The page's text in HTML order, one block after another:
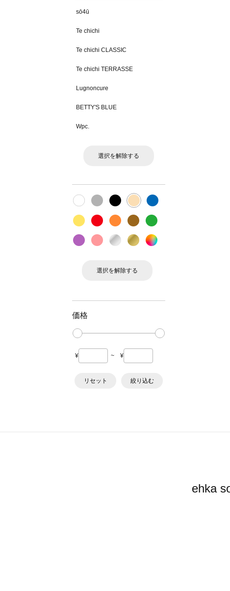
sō4ū
Te chichi
Te chichi CLASSIC
Te chichi TERRASSE
Lugnoncure
BETTY'S BLUE
Wpc.
選択を解除する
選択を解除する
価格
¥ ~ ¥
リセット 絞り込む
ehka